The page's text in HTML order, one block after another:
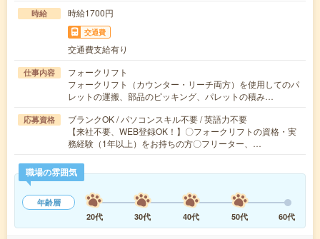
時給 時給1700円
交通費
交通費支給有り
仕事内容
フォークリフト
フォークリフト（カウンター・リーチ両方）を使用してのパ
レットの運搬、部品のピッキング、パレットの積み…
応募資格
ブランクOK / パソコンスキル不要 / 英語力不要
【来社不要、WEB登録OK！】〇フォークリフトの資格・実
務経験（1年以上）をお持ちの方〇フリーター、…
職場の雰囲気
年齢層
20代
30代 40代 50代 60代